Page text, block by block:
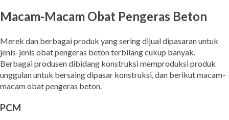
Macam-Macam Obat Pengeras Beton
Merek dan berbagai produk yang sering dijual dipasaran untuk
jenis-jenis obat pengeras beton terbilang cukup banyak.
Berbagai produsen dibidang konstruksi memproduksi produk
unggulan untuk bersaing dipasar konstruksi, dan berikut macam-
macam obat pengeras beton.
PCM